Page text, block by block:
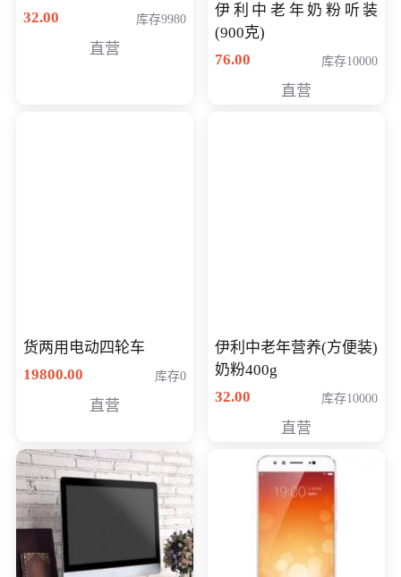
32.00
库存9980
直营
伊利中老年奶粉听装
(900克)
76.00
库存10000
直营
货两用电动四轮车
19800.00
库存0
直营
伊利中老年营养(方便装)
奶粉400g
32.00
库存10000
直营